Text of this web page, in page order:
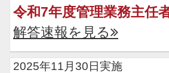
令和7年度管理業務主任
解答速報を見る
2025年11月30日実施